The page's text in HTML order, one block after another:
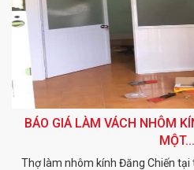
BÁO GIÁ LÀM VÁCH NHÔM
MỘT...
Thợ làm nhôm kính Đăng Chiến